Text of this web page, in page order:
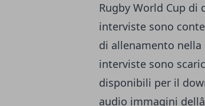
Rugby World Cup di
interviste sono
di allenamento
interviste sono
disponibili per il
audio immagini